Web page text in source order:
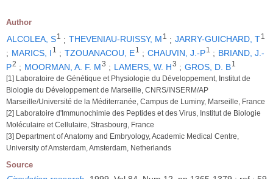
Author
ALCOLEA, S1 ; THEVENIAU-RUISSY, M 1 ; JARRY-GUICHARD, T1
; MARICS, I 1 ; TZOUANACOU, E1 ; CHAUVIN, J.-P1 ; BRIAND, J.-
P2 ; MOORMAN, A. F. M3 ; LAMERS, W. H3 ; GROS, D. B1
[1] Laboratoire de Génétique et Physiologie du Développement, Institut de
Biologie du Développement de Marseille, CNRS/INSERM/AP
Marseille/Université de la Méditerranée, Campus de Luminy, Marseille, France
[2] Laboratoire d'Immunochimie des Peptides et des Virus, Institut de Biologie
Moléculaire et Cellulaire, Strasbourg, France
[3] Department of Anatomy and Embryology, Academic Medical Centre,
University of Amsterdam, Amsterdam, Netherlands
Source